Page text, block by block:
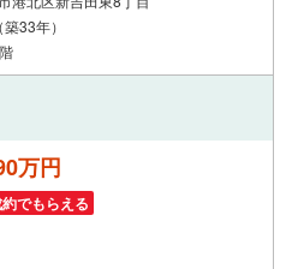
33年）
万円
でもらえる